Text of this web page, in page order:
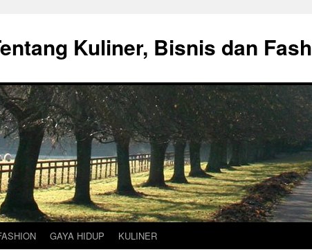
Kuliner, Bisnis dan
GAYA HIDUP KULINER